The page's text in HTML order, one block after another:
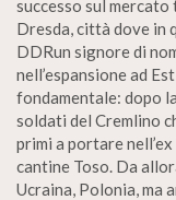
successo sul
Dresda, città dove in
DDRun signore di
nell’espansione ad
fondamentale: dopo
soldati del Cremlino
primi a portare
cantine Toso. Da
Ucraina, Polonia, ma